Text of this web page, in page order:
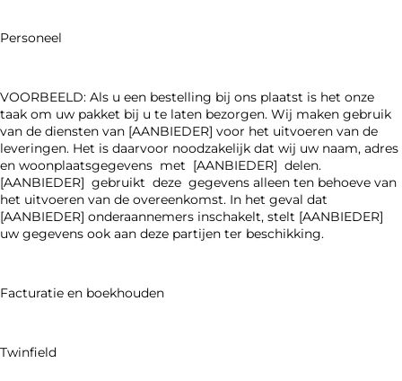
Personeel
VOORBEELD: Als u een bestelling bij ons plaatst is het onze
taak om uw pakket bij u te laten bezorgen. Wij maken gebruik
van de diensten van [AANBIEDER] voor het uitvoeren van de
leveringen. Het is daarvoor noodzakelijk dat wij uw naam, adres
en woonplaatsgegevens met [AANBIEDER] delen.
[AANBIEDER] gebruikt deze gegevens alleen ten behoeve van
het uitvoeren van de overeenkomst. In het geval dat
[AANBIEDER] onderaannemers inschakelt, stelt [AANBIEDER]
uw gegevens ook aan deze partijen ter beschikking.
Facturatie en boekhouden
Twinfield